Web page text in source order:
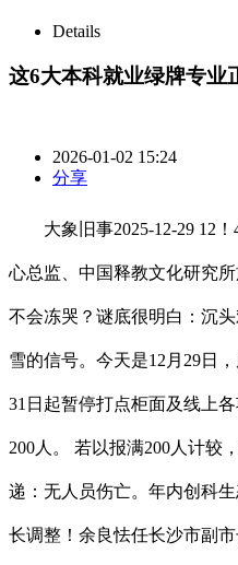
Details
这6大本科就业绿牌专业
2026-01-02 15:24
分享
大象旧事2025-12-29 12！
心总监、中国释教文化研究
不会冻哭？谜底很明白：沉
雪的信号。今天是12月29日
31日起暂停打点柜面及线上
200人。 若以报满200人计较
递：无人员伤亡。年内创科
长调整！余良怯任长沙市副